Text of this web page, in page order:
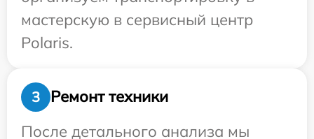
мастерскую в сервисный центр
Polaris.
3
Ремонт техники
После детального анализа мы